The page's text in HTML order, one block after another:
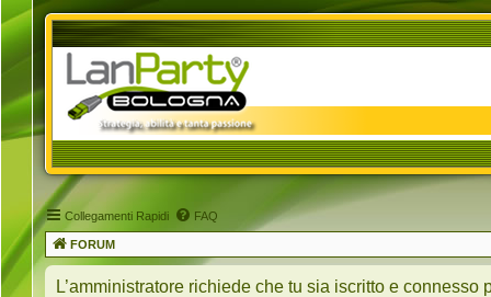
Collegamenti Rapidi FAQ
FORUM
L’amministratore richiede che tu sia iscritto e connesso